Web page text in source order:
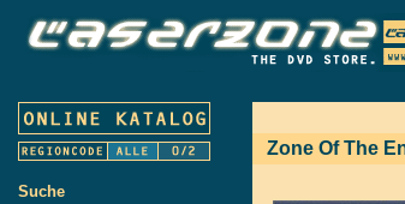
Suche
Zone Of The